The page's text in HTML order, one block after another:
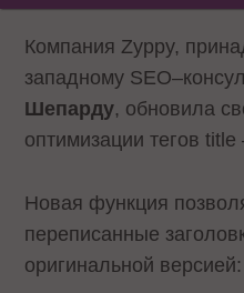
Компания Zyppy,
западному
Шепарду, обновила
оптимизации тегов
Новая функция
переписанные
оригинальной версией: